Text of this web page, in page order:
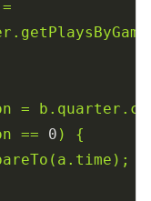
=
=
== 0 )
{